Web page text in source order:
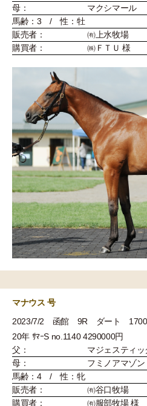
母：
マクシマール
馬齢：3 / 性：牡
販売者：
㈲上水牧場
購買者：
㈱ＦＴＵ 様
マナウス 号
2023/7/2 函館 9R ダート
20年 ｻﾏｰS no.1140 4290000円
父：
マジェスティ
母：
フミノアマゾン
馬齢：4 / 性：牝
販売者：
㈲谷口牧場
購買者：
㈲服部牧場 様